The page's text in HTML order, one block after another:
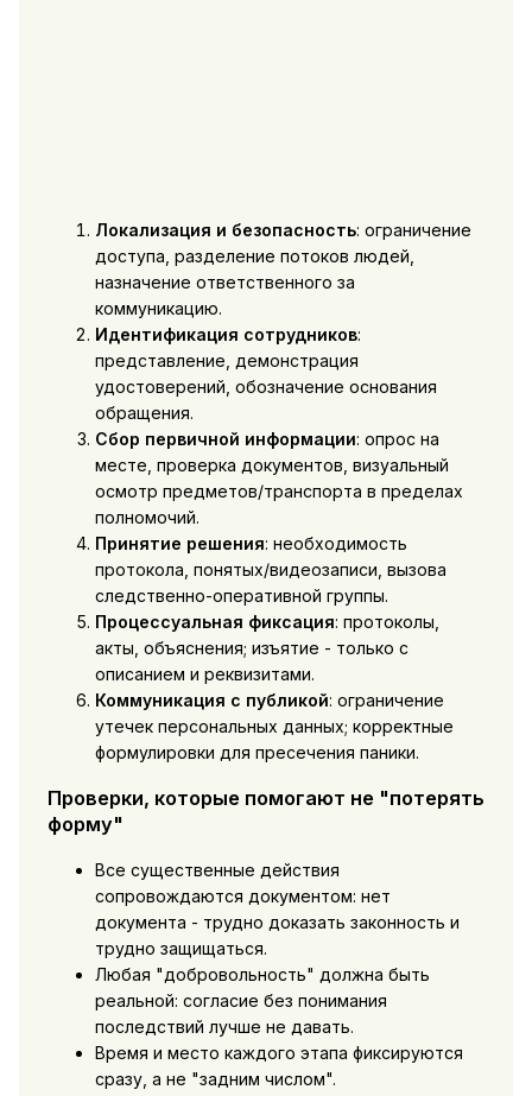
Локализация и безопасность: ограничение
доступа, разделение потоков людей,
назначение ответственного за
коммуникацию.
Идентификация сотрудников:
представление, демонстрация
удостоверений, обозначение основания
обращения.
Сбор первичной информации: опрос на
месте, проверка документов, визуальный
осмотр предметов/транспорта в пределах
полномочий.
Принятие решения: необходимость
протокола, понятых/видеозаписи, вызова
следственно-оперативной группы.
Процессуальная фиксация: протоколы,
акты, объяснения; изъятие - только с
описанием и реквизитами.
Коммуникация с публикой: ограничение
утечек персональных данных; корректные
формулировки для пресечения паники.
Проверки, которые помогают не "потерять
форму"
Все существенные действия
сопровождаются документом: нет
документа - трудно доказать законность и
трудно защищаться.
Любая "добровольность" должна быть
реальной: согласие без понимания
последствий лучше не давать.
Время и место каждого этапа фиксируются
сразу, а не "задним числом".